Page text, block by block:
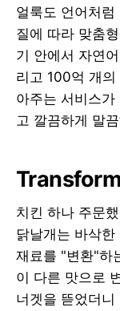
얼룩도 언어처
질에 따라 맞춤
기 안에서 자연
리고 100억 개
아주는 서비스
고 깔끔하게 말
치킨 하나 주문
닭날개는 바삭
재료를 "변환"하
이 다른 맛으로
너겟을 뜯었더